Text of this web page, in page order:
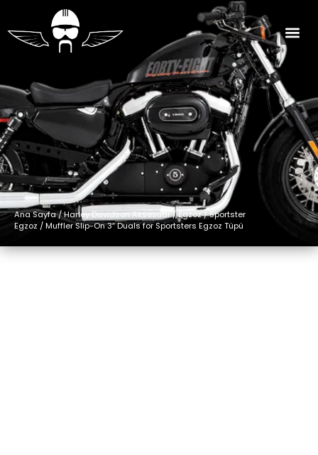
Ana Sayfa/Harley Davidson Aksesuar/Egzoz/Sportster
Egzoz / Muffler Slip-On 3″ Duals for Sportsters Egzoz Tüpü